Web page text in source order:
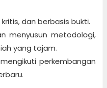
dan berbasis bukti.
menyusun metodologi,
yang tajam.
perkembangan